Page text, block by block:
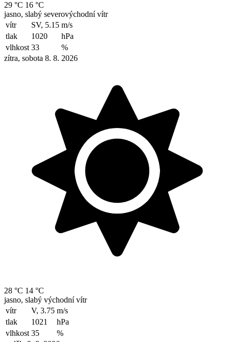
29 °C 16 °C
jasno, slabý severovýchodní vítr
vítr
SV, 5.15 m/s
tlak
1020
hPa
vlhkost 33
%
zítra, sobota 8. 8. 2026
28 °C 14 °C
jasno, slabý východní vítr
vítr
V, 3.75 m/s
tlak
1021
hPa
vlhkost 35
%